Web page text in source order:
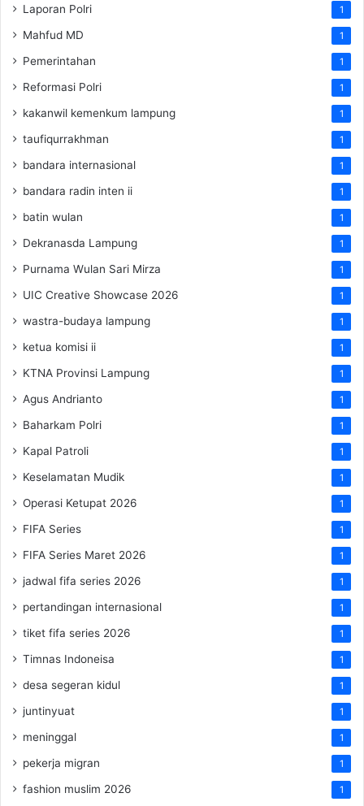
Laporan Polri 1
Mahfud MD 1
Pemerintahan 1
Reformasi Polri 1
kakanwil kemenkum lampung 1
taufiqurrakhman 1
bandara internasional 1
bandara radin inten ii 1
batin wulan 1
Dekranasda Lampung 1
Purnama Wulan Sari Mirza 1
UIC Creative Showcase 2026 1
wastra-budaya lampung 1
ketua komisi ii 1
KTNA Provinsi Lampung 1
Agus Andrianto 1
Baharkam Polri 1
Kapal Patroli 1
Keselamatan Mudik 1
Operasi Ketupat 2026 1
FIFA Series 1
FIFA Series Maret 2026 1
jadwal fifa series 2026 1
pertandingan internasional 1
tiket fifa series 2026 1
Timnas Indoneisa 1
desa segeran kidul 1
juntinyuat 1
meninggal 1
pekerja migran 1
fashion muslim 2026 1